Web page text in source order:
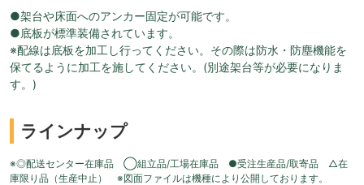
●架台や床面へのアンカー固定が可能です。
●底板が標準装備されています。
※配線は底板を加工し行ってください。その際は防水・防塵機能を
保てるように加工を施してください。(別途架台等が必要になりま
す。)
ラインナップ
※◎配送センター在庫品 ◯組立品/工場在庫品 ●受注生産品/取寄品 △在
庫限り品（生産中止） ※図面ファイルは機種により公開しております。